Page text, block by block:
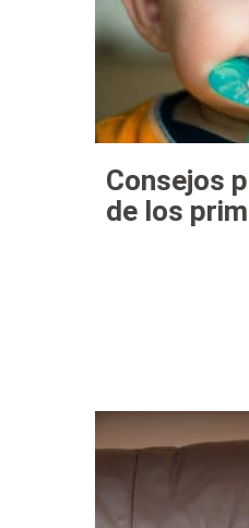
Consejos
de los